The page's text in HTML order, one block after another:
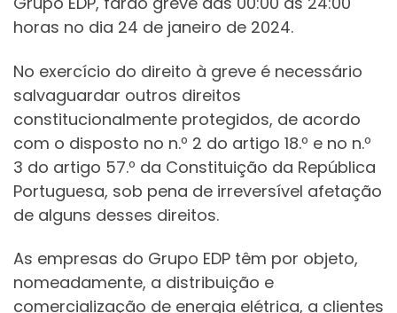
horas no dia 24 de janeiro de 2024.
No exercício do direito à greve é necessário
salvaguardar outros direitos
constitucionalmente protegidos, de acordo
com o disposto no n.º 2 do artigo 18.º e no n.º
3 do artigo 57.º da Constituição da República
Portuguesa, sob pena de irreversível afetação
de alguns desses direitos.
As empresas do Grupo EDP têm por objeto,
nomeadamente, a distribuição e
comercialização de energia elétrica, a clientes